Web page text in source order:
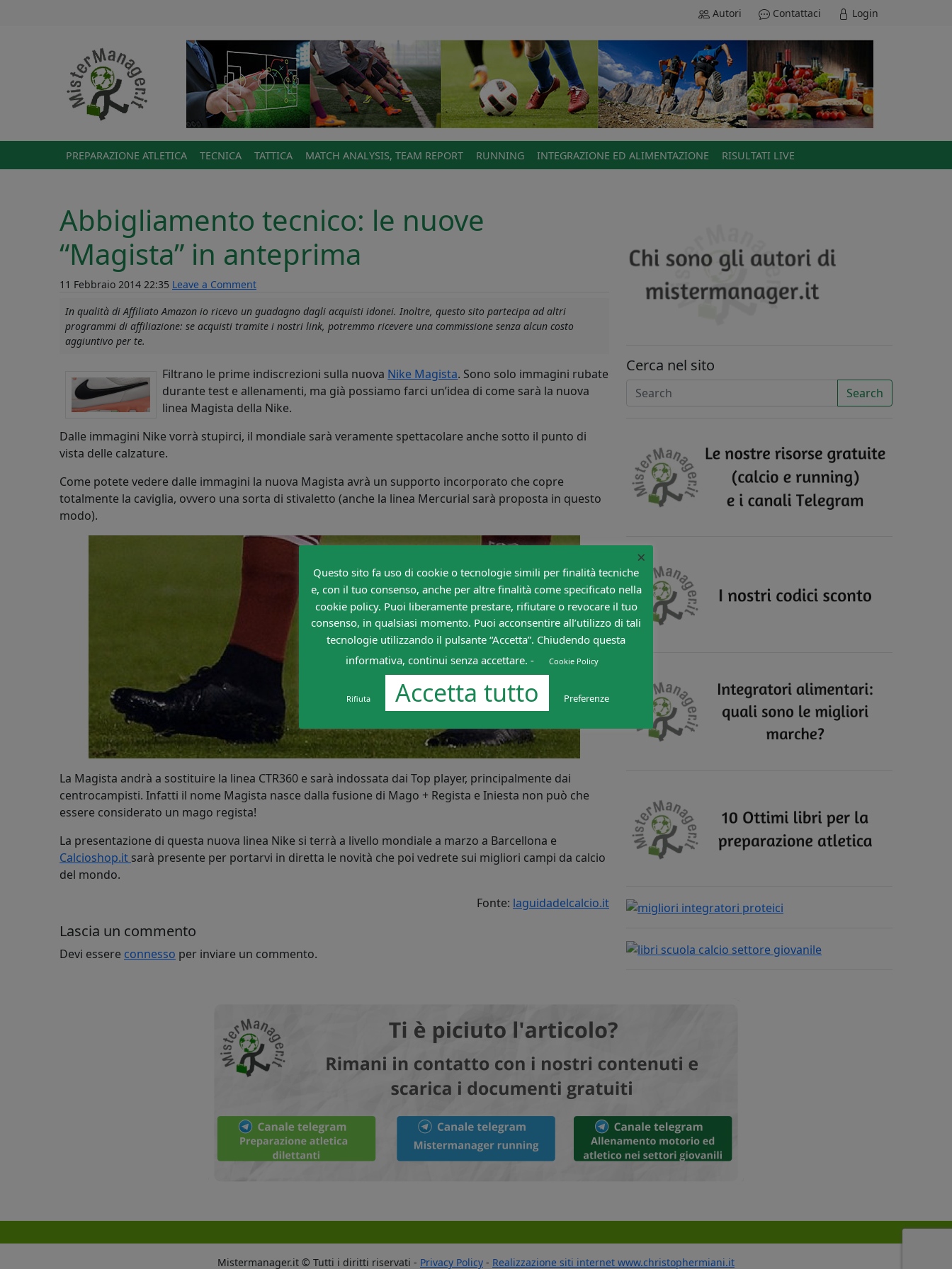
Autori Contattaci Login
PREPARAZIONE ATLETICA TECNICA TATTICA MATCH ANALYSIS, TEAM REPORT RUNNING INTEGRAZIONE ED ALIMENTAZIONE RISULTATI LIVE
Abbigliamento tecnico: le nuove
“Magista” in anteprima
11 Febbraio 2014 22:35 Leave a Comment
In qualità di Affiliato Amazon io ricevo un guadagno dagli acquisti idonei. Inoltre, questo sito partecipa ad altri
programmi di affiliazione: se acquisti tramite i nostri link, potremmo ricevere una commissione senza alcun costo
aggiuntivo per te.
Filtrano le prime indiscrezioni sulla nuova Nike Magista. Sono solo immagini rubate
durante test e allenamenti, ma già possiamo farci un’idea di come sarà la nuova
linea Magista della Nike.
Dalle immagini Nike vorrà stupirci, il mondiale sarà veramente spettacolare anche sotto il punto di
vista delle calzature.
Come potete vedere dalle immagini la nuova Magista avrà un supporto incorporato che copre
totalmente la caviglia, ovvero una sorta di stivaletto (anche la linea Mercurial sarà proposta in questo
modo).
La Magista andrà a sostituire la linea CTR360 e sarà indossata dai Top player, principalmente dai
centrocampisti. Infatti il nome Magista nasce dalla fusione di Mago + Regista e Iniesta non può che
essere considerato un mago regista!
La presentazione di questa nuova linea Nike si terrà a livello mondiale a marzo a Barcellona e
Calcioshop.it sarà presente per portarvi in diretta le novità che poi vedrete sui migliori campi da calcio
del mondo.
Fonte: laguidadelcalcio.it
Lascia un commento
Devi essere connesso per inviare un commento.
Cerca nel sito
Search
Mistermanager.it © Tutti i diritti riservati - Privacy Policy - Realizzazione siti internet www.christophermiani.it
×
Questo sito fa uso di cookie o tecnologie simili per finalità tecniche
e, con il tuo consenso, anche per altre finalità come specificato nella
cookie policy. Puoi liberamente prestare, rifiutare o revocare il tuo
consenso, in qualsiasi momento. Puoi acconsentire all’utilizzo di tali
tecnologie utilizzando il pulsante “Accetta”. Chiudendo questa
informativa, continui senza accettare. -
Cookie Policy
Rifiuta Accetta tutto Preferenze